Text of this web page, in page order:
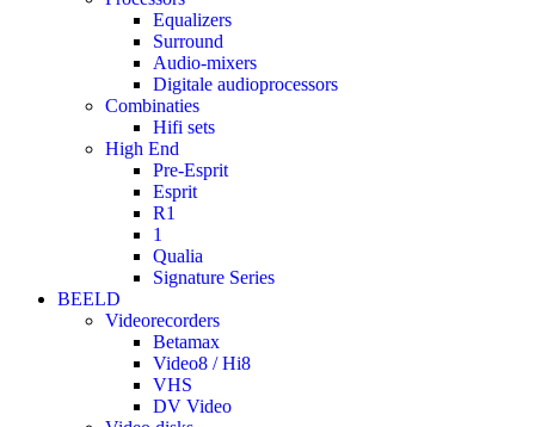
Equalizers
Surround
Audio-mixers
Digitale audioprocessors
Combinaties
Hifi sets
High End
Pre-Esprit
Esprit
R1
1
Qualia
Signature Series
BEELD
Videorecorders
Betamax
Video8 / Hi8
VHS
DV Video